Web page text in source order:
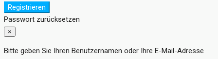
Registrieren
Passwort zurücksetzen
×
Bitte geben Sie Ihren Benutzernamen oder Ihre E-Mail-Adresse